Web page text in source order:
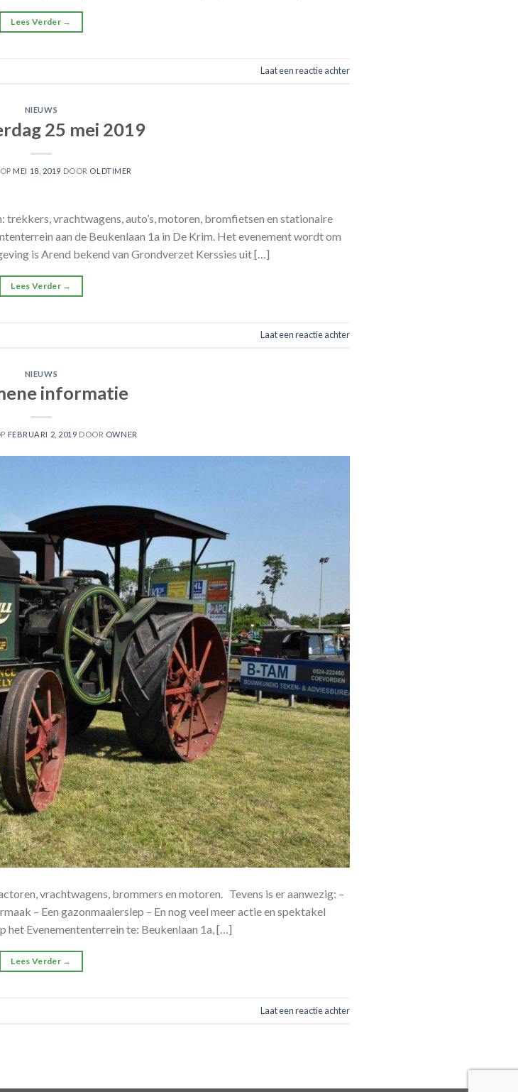
Lees Verder →
Laat een reactie achter
NIEUWS
25 mei 2019
MEI 18, 2019 DOOR OLDTIMER
vrachtwagens, auto’s, motoren, bromfietsen en stationaire
aan de Beukenlaan 1a in De Krim. Het evenement wordt om
is Arend bekend van Grondverzet Kerssies uit […]
Lees Verder →
Laat een reactie achter
NIEUWS
informatie
FEBRUARI 2, 2019 DOOR OWNER
vrachtwagens, brommers en motoren. Tevens is er aanwezig: –
– Een gazonmaaierslep – En nog veel meer actie en spektakel
het Evenemententerrein te: Beukenlaan 1a, […]
Lees Verder →
Laat een reactie achter